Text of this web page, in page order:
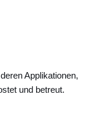
Applikationen,
und betreut.